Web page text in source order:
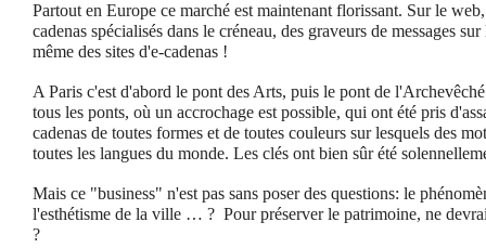
Partout en Europe ce marché est maintenant florissant. Sur le
cadenas spécialisés dans le créneau, des graveurs de messages
même des sites d'e-cadenas !
A Paris c'est d'abord le pont des Arts, puis le pont de
tous les ponts, où un accrochage est possible, qui ont été pris
cadenas de toutes formes et de toutes couleurs sur lesquels des
toutes les langues du monde. Les clés ont bien sûr été
Mais ce "business" n'est pas sans poser des questions: le
l'esthétisme de la ville … ? Pour préserver le patrimoine, ne
?